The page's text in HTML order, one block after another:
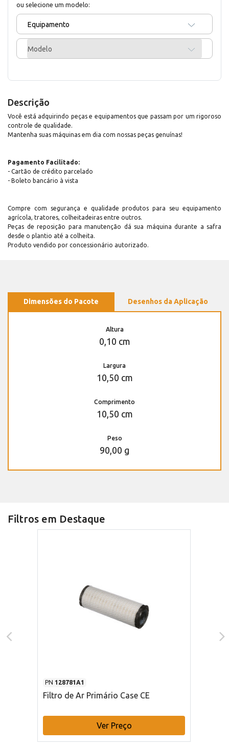
ou selecione um modelo:
Equipamento
Modelo
Descrição
Você está adquirindo peças e equipamentos que passam por um rigoroso
controle de qualidade.
Mantenha suas máquinas em dia com nossas peças genuínas!
Pagamento Facilitado:
- Cartão de crédito parcelado
- Boleto bancário à vista
Compre com segurança e qualidade produtos para seu equipamento
agrícola, tratores, colheitadeiras entre outros.
Peças de reposição para manutenção dá sua máquina durante a safra
desde o plantio até a colheita.
Produto vendido por concessionário autorizado.
Dimensões do Pacote Desenhos da Aplicação
Altura
0,10 cm
Largura
10,50 cm
Comprimento
10,50 cm
Peso
90,00 g
Filtros em Destaque
PN 128781A1
Filtro de Ar Primário Case CE
Ver Preço